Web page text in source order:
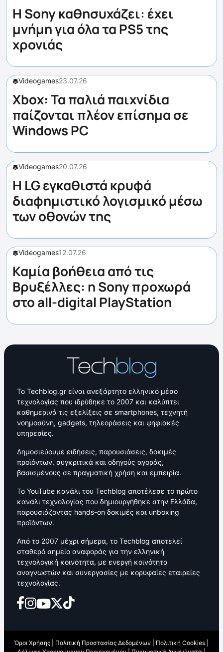
Η Sony καθησυχάζει: έχει
μνήμη για όλα τα PS5 της
χρονιάς
Videogames23.07.26
Xbox: Τα παλιά παιχνίδια
παίζονται πλέον επίσημα σε
Windows PC
Videogames20.07.26
Η LG εγκαθιστά κρυφά
διαφημιστικό λογισμικό μέσω
των οθονών της
Videogames12.07.26
Καμία βοήθεια από τις
Βρυξέλλες: η Sony προχωρά
στο all-digital PlayStation
Το Techblog.gr είναι ανεξάρτητο ελληνικό μέσο
τεχνολογίας που ιδρύθηκε το 2007 και καλύπτει
καθημερινά τις εξελίξεις σε smartphones, τεχνητή
νοημοσύνη, gadgets, τηλεοράσεις και ψηφιακές
υπηρεσίες.
Δημοσιεύουμε ειδήσεις, παρουσιάσεις, δοκιμές
προϊόντων, συγκριτικά και οδηγούς αγοράς,
βασισμένους σε πραγματική χρήση και εμπειρία.
Το YouTube κανάλι του Techblog αποτέλεσε το πρώτο
κανάλι τεχνολογίας που δημιουργήθηκε στην Ελλάδα,
παρουσιάζοντας hands-on δοκιμές και unboxing
προϊόντων.
Από το 2007 μέχρι σήμερα, το Techblog αποτελεί
σταθερό σημείο αναφοράς για την ελληνική
τεχνολογική κοινότητα, με ενεργή κοινότητα
αναγνωστών και συνεργασίες με κορυφαίες εταιρείες
τεχνολογίας.
Όροι Χρήσης Πολιτική Προστασίας Δεδομένων Πολιτική Cookies